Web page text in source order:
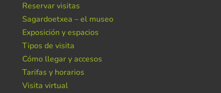
Reservar visitas
Sagardoetxea – el museo
Exposición y espacios
Tipos de visita
Cómo llegar y accesos
Tarifas y horarios
Visita virtual